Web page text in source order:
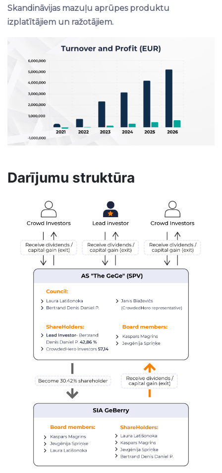
Skandināvijas mazuļu aprūpes produktu
izplatītājiem un ražotājiem.
Darījumu struktūra